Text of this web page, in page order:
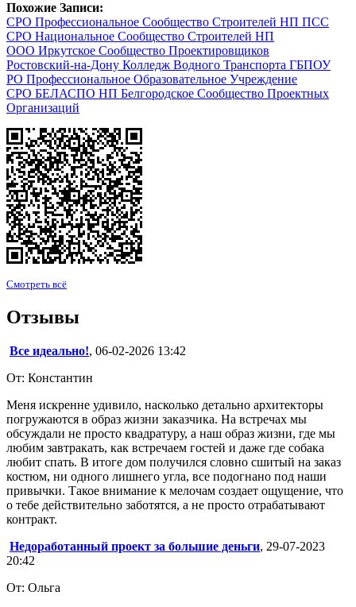
Похожие Записи:
СРО Профессиональное Сообщество Строителей НП ПСС
СРО Национальное Сообщество Строителей НП
ООО Иркутское Сообщество Проектировщиков
Ростовский-на-Дону Колледж Водного Транспорта ГБПОУ
РО Профессиональное Образовательное Учреждение
СРО БЕЛАСПО НП Белгородское Сообщество Проектных
Организаций
Смотреть всё
Отзывы
Все идеально!, 06-02-2026 13:42
От: Константин
Меня искренне удивило, насколько детально архитекторы
погружаются в образ жизни заказчика. На встречах мы
обсуждали не просто квадратуру, а наш образ жизни, где мы
любим завтракать, как встречаем гостей и даже где собака
любит спать. В итоге дом получился словно сшитый на заказ
костюм, ни одного лишнего угла, все подогнано под наши
привычки. Такое внимание к мелочам создает ощущение, что
о тебе действительно заботятся, а не просто отрабатывают
контракт.
Недоработанный проект за большие деньги, 29-07-2023
20:42
От: Ольга